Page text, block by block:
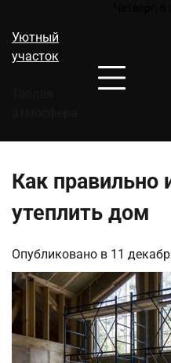
содержимому
Уютный
участок
Как правильно
утеплить дом
Опубликовано в 11